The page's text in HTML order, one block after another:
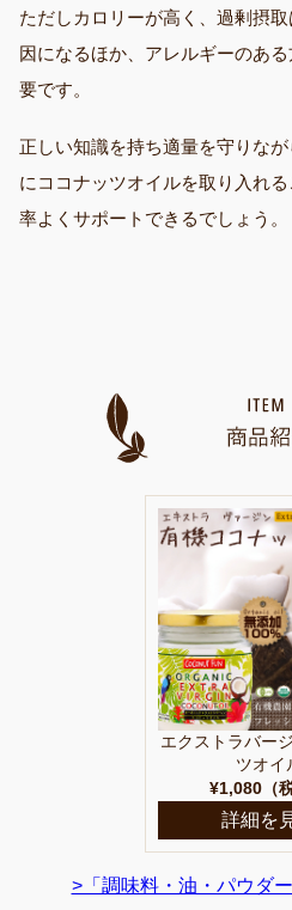
ただしカロリーが高く、過剰摂
因になるほか、アレルギーのあ
要です。
正しい知識を持ち適量を守りな
にココナッツオイルを取り入れ
率よくサポートできるでしょう。
エクストラバー
ツオイ
¥1,080（税
詳細を
>「調味料・油・パウダ